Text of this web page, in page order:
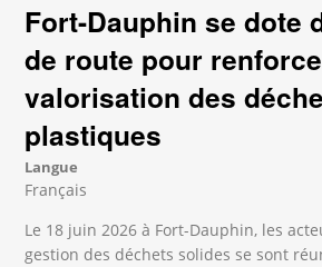
Fort-Dauphin se dote
de route pour
valorisation des
plastiques
Langue
Français
Le 18 juin 2026 à Fort-Dauphin, les
gestion des déchets solides se sont